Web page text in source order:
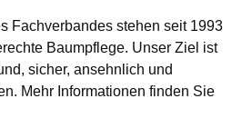
Fachverbandes stehen seit 1993
Baumpflege. Unser Ziel ist
sicher, ansehnlich und
Mehr Informationen finden Sie